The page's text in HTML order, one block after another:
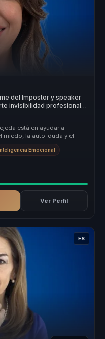
del Impostor y speaker
invisibilidad profesional
está en ayudar a
miedo, la auto-duda y el
Inteligencia Emocional
Ver Perfil
ES